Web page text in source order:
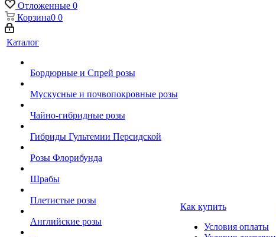
Отложенные 0
Корзина0 0
Каталог
Бордюрные и Спрей розы
Мускусные и почвопокровные розы
Чайно-гибридные розы
Гибриды Гультемии Персидской
Розы Флорибунда
Шрабы
Плетистые розы
Английские розы
Как купить
Условия оплаты